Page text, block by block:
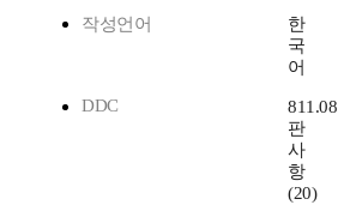
작성언어
한
국
어
DDC
811.08
판
사
항
(20)